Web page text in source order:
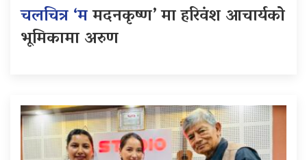
चलचित्र ‘ममदनकृष्ण’ मा हरिवंश आचार्यको
भूमिकामा अरुण